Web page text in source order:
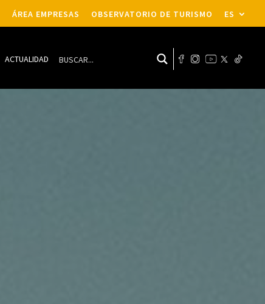
ÁREA EMPRESAS OBSERVATORIO DE TURISMO ES
ACTUALIDAD